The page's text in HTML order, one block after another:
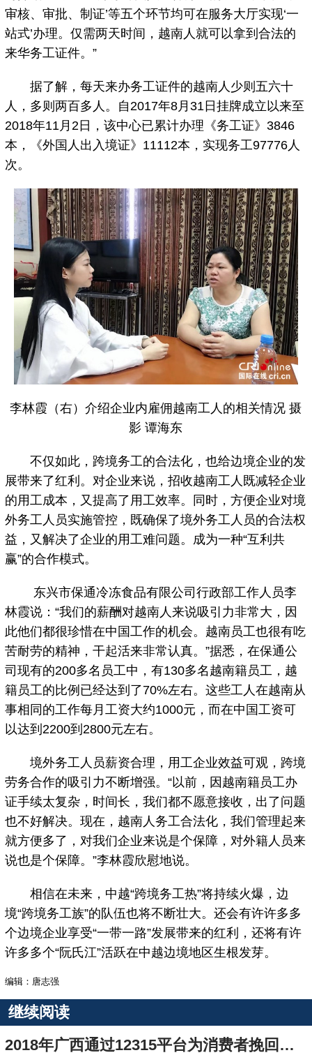
审核、审批、制证’等五个环节均可在服务大厅实现‘一
站式’办理。仅需两天时间，越南人就可以拿到合法的
来华务工证件。”
据了解，每天来办务工证件的越南人少则五六十
人，多则两百多人。自2017年8月31日挂牌成立以来至
2018年11月2日，该中心已累计办理《务工证》3846
本，《外国人出入境证》11112本，实现务工97776人
次。
李林霞（右）介绍企业内雇佣越南工人的相关情况 摄
影 谭海东
不仅如此，跨境务工的合法化，也给边境企业的发
展带来了红利。对企业来说，招收越南工人既减轻企业
的用工成本，又提高了用工效率。同时，方便企业对境
外务工人员实施管控，既确保了境外务工人员的合法权
益，又解决了企业的用工难问题。成为一种“互利共
赢”的合作模式。
东兴市保通冷冻食品有限公司行政部工作人员李
林霞说：“我们的薪酬对越南人来说吸引力非常大，因
此他们都很珍惜在中国工作的机会。越南员工也很有吃
苦耐劳的精神，干起活来非常认真。”据悉，在保通公
司现有的200多名员工中，有130多名越南籍员工，越
籍员工的比例已经达到了70%左右。这些工人在越南从
事相同的工作每月工资大约1000元，而在中国工资可
以达到2200到2800元左右。
境外务工人员薪资合理，用工企业效益可观，跨境
劳务合作的吸引力不断增强。“以前，因越南籍员工办
证手续太复杂，时间长，我们都不愿意接收，出了问题
也不好解决。现在，越南人务工合法化，我们管理起来
就方便多了，对我们企业来说是个保障，对外籍人员来
说也是个保障。”李林霞欣慰地说。
相信在未来，中越“跨境务工热”将持续火爆，边
境“跨境务工族”的队伍也将不断壮大。还会有许许多多
个边境企业享受“一带一路”发展带来的红利，还将有许
许多多个“阮氏江”活跃在中越边境地区生根发芽。
编辑：唐志强
继续阅读
2018年广西通过12315平台为消费者挽回经济损失104.55万元